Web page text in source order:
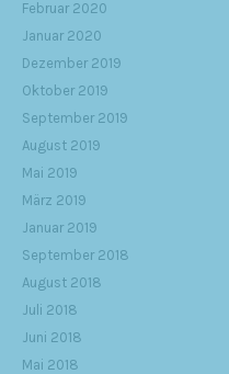
Februar 2020
Januar 2020
Dezember 2019
Oktober 2019
September 2019
August 2019
Mai 2019
März 2019
Januar 2019
September 2018
August 2018
Juli 2018
Juni 2018
Mai 2018